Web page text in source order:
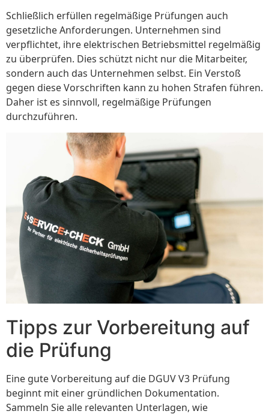
Schließlich erfüllen regelmäßige Prüfungen auch
gesetzliche Anforderungen. Unternehmen sind
verpflichtet, ihre elektrischen Betriebsmittel regelmäßig
zu überprüfen. Dies schützt nicht nur die Mitarbeiter,
sondern auch das Unternehmen selbst. Ein Verstoß
gegen diese Vorschriften kann zu hohen Strafen führen.
Daher ist es sinnvoll, regelmäßige Prüfungen
durchzuführen.
Tipps zur Vorbereitung auf
die Prüfung
Eine gute Vorbereitung auf die DGUV V3 Prüfung
beginnt mit einer gründlichen Dokumentation.
Sammeln Sie alle relevanten Unterlagen, wie